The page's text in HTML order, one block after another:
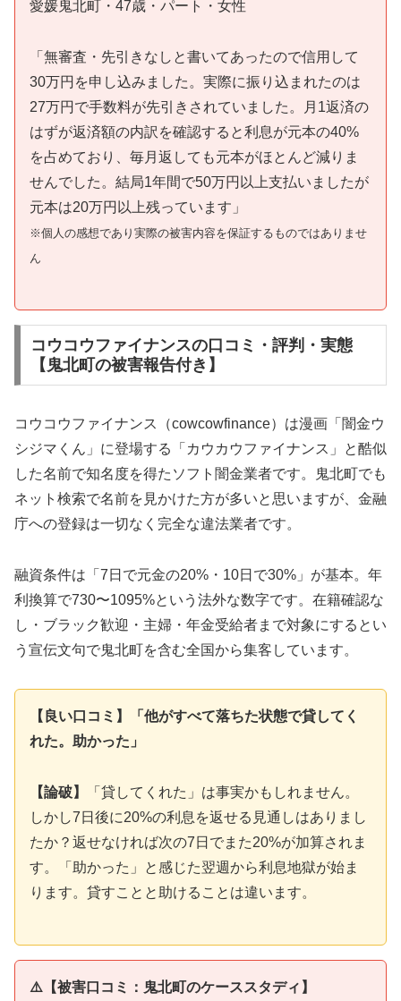
愛媛鬼北町・47歳・パート・女性
「無審査・先引きなしと書いてあったので信用して
30万円を申し込みました。実際に振り込まれたのは
27万円で手数料が先引きされていました。月1返済の
はずが返済額の内訳を確認すると利息が元本の40%
を占めており、毎月返しても元本がほとんど減りま
せんでした。結局1年間で50万円以上支払いましたが
元本は20万円以上残っています」
※個人の感想であり実際の被害内容を保証するものではありませ
ん
コウコウファイナンスの口コミ・評判・実態
【鬼北町の被害報告付き】
コウコウファイナンス（cowcowfinance）は漫画「闇金ウ
シジマくん」に登場する「カウカウファイナンス」と酷似
した名前で知名度を得たソフト闇金業者です。鬼北町でも
ネット検索で名前を見かけた方が多いと思いますが、金融
庁への登録は一切なく完全な違法業者です。
融資条件は「7日で元金の20%・10日で30%」が基本。年
利換算で730〜1095%という法外な数字です。在籍確認な
し・ブラック歓迎・主婦・年金受給者まで対象にするとい
う宣伝文句で鬼北町を含む全国から集客しています。
【良い口コミ】「他がすべて落ちた状態で貸してく
れた。助かった」
【論破】
「貸してくれた」は事実かもしれません。
しかし7日後に20%の利息を返せる見通しはありまし
たか？返せなければ次の7日でまた20%が加算されま
す。「助かった」と感じた翌週から利息地獄が始ま
ります。貸すことと助けることは違います。
⚠️【被害口コミ：鬼北町のケーススタディ】